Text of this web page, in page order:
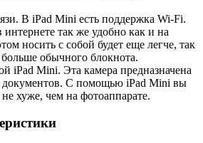
В iPad Mini есть поддержка Wi-Fi.
так же удобно как и на
носить с собой будет еще легче, так
обычного блокнота.
iPad Mini. Эта камера предназначена
документов. С помощью iPad Mini вы
хуже, чем на фотоаппарате.